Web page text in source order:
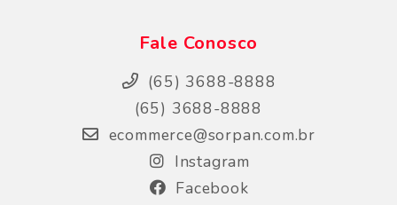
Fale Conosco
(65) 3688-8888
(65) 3688-8888
ecommerce@sorpan.com.br
Instagram
Facebook